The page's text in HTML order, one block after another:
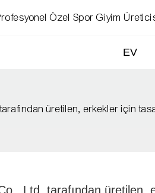
Özel Spor Giyim
EV
üretilen, erkekler için
Ltd. tarafından üretilen,